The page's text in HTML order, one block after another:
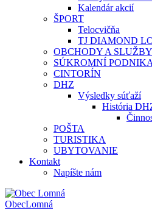
Kalendár akcií
ŠPORT
Telocvičňa
TJ DIAMOND
OBCHODY A SLUŽBY
SÚKROMNÍ
CINTORÍN
DHZ
Výsledky súťaží
História
POŠTA
TURISTIKA
UBYTOVANIE
Kontakt
Napíšte nám
ObecLomná